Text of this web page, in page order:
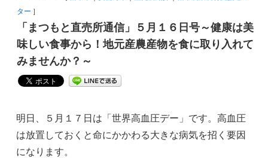
ター ］
「まつもと直売所通信」５月１６日号～健康は美
味しい食事から！地元産農産物を食に取り入れて
みませんか？～
明日、５月１７日は「世界高血圧デー」です。高血圧
は放置しておくと命にかかわる大きな病気を招く要因
になります。